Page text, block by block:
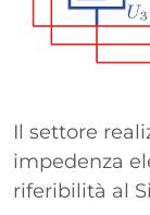
Il settore
impedenza
riferibilità al